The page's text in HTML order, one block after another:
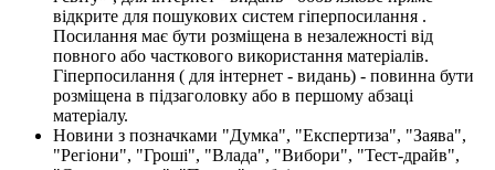
відкрите для пошукових систем гіперпосилання .
Посилання має бути розміщена в незалежності від
повного або часткового використання матеріалів.
Гіперпосилання ( для інтернет - видань) - повинна бути
розміщена в підзаголовку або в першому абзаці
матеріалу.
Новини з позначками "Думка", "Експертиза", "Заява",
"Регіони", "Гроші", "Влада", "Вибори", "Тест-драйв",